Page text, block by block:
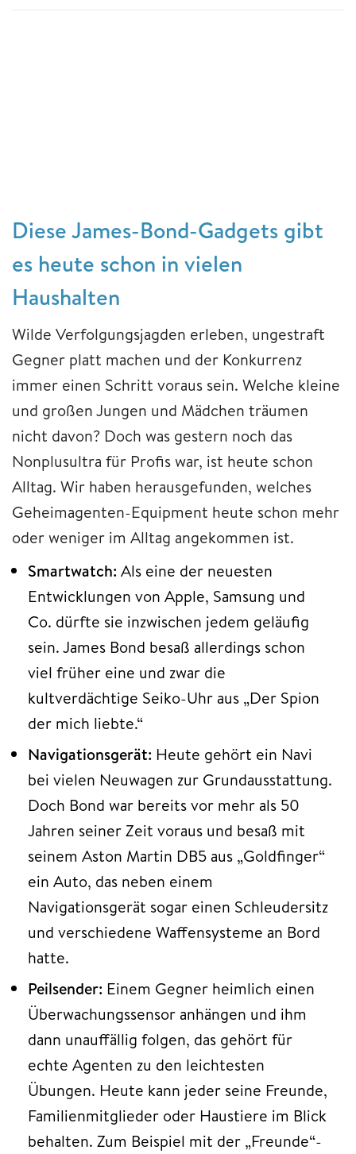
Diese James-Bond-Gadgets gibt
es heute schon in vielen
Haushalten
Wilde Verfolgungsjagden erleben, ungestraft
Gegner platt machen und der Konkurrenz
immer einen Schritt voraus sein. Welche kleine
und großen Jungen und Mädchen träumen
nicht davon? Doch was gestern noch das
Nonplusultra für Profis war, ist heute schon
Alltag. Wir haben herausgefunden, welches
Geheimagenten-Equipment heute schon mehr
oder weniger im Alltag angekommen ist.
Smartwatch: Als eine der neuesten
Entwicklungen von Apple, Samsung und
Co. dürfte sie inzwischen jedem geläufig
sein. James Bond besaß allerdings schon
viel früher eine und zwar die
kultverdächtige Seiko-Uhr aus „Der Spion
der mich liebte.“
Navigationsgerät: Heute gehört ein Navi
bei vielen Neuwagen zur Grundausstattung.
Doch Bond war bereits vor mehr als 50
Jahren seiner Zeit voraus und besaß mit
seinem Aston Martin DB5 aus „Goldfinger“
ein Auto, das neben einem
Navigationsgerät sogar einen Schleudersitz
und verschiedene Waffensysteme an Bord
hatte.
Peilsender: Einem Gegner heimlich einen
Überwachungssensor anhängen und ihm
dann unauffällig folgen, das gehört für
echte Agenten zu den leichtesten
Übungen. Heute kann jeder seine Freunde,
Familienmitglieder oder Haustiere im Blick
behalten. Zum Beispiel mit der „Freunde“-